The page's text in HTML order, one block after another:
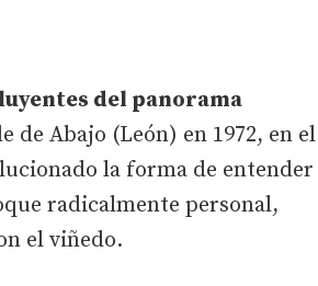
del panorama
de Abajo (León) en 1972, en el
la forma de entender
radicalmente personal,
el viñedo.